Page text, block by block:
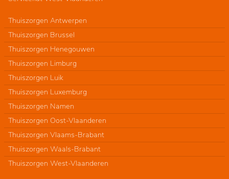
Thuiszorgen Antwerpen
Thuiszorgen Brussel
Thuiszorgen Henegouwen
Thuiszorgen Limburg
Thuiszorgen Luik
Thuiszorgen Luxemburg
Thuiszorgen Namen
Thuiszorgen Oost-Vlaanderen
Thuiszorgen Vlaams-Brabant
Thuiszorgen Waals-Brabant
Thuiszorgen West-Vlaanderen